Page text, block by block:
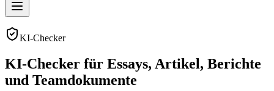
KI-Checker
KI-Checker für Essays, Artikel, Berichte
und Teamdokumente